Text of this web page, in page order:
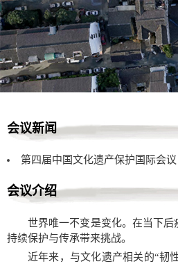
会议新闻
第四届中国文化遗产保护国际会
会议介绍
世界唯一不变是变化。在当下
持续保护与传承带来挑战。
近年来，与文化遗产相关的“韧